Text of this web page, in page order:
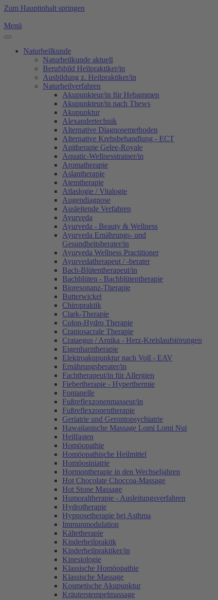
Zum Hauptinhalt springen
Menü
Naturheilkunde
Naturheilkunde aktuell
Berufsbild Heilpraktiker/in
Ausbildung z. Heilpraktiker/in
Naturheilverfahren
Akupunkteur/in für Hebammen
Akupunkteur/in nach Thews
Akupunktur
Alexandertechnik
Alternative Diagnosemethoden
Alternative Krebsbehandlung - ECT
Apitherapie Gelee-Royale
Aquatic-Wellnesstrainer/in
Aromatherapie
Aslantherapie
Atemtherapie
Atlaslogie / Vitalogie
Augendiagnose
Ausleitende Verfahren
Ayurveda
Ayurveda - Beauty & Wellness
Ayurveda Ernährungs- und
Gesundheitsberater/in
Ayurveda Wellness Practitioner
Ayurvedatherapeut / -berater
Bach-Blütentherapeut/in
Bachblüten - Bachblütentherapie
Bioresonanz-Therapie
Butterwickel
Chiropraktik
Clark-Therapie
Colon-Hydro Therapie
Craniosacrale Therapie
Crataegus / Arnika - Herz-Kreislaufstörungen
Eigenharntherapie
Elektroakupunktur nach Voll - EAV
Ernährungsberater/in
Fachtherapeut/in für Allergien
Fiebertherapie - Hyperthermie
Fontanelle
Fußreflexzonenmasseur/in
Fußreflexzonentherapie
Geriatrie und Gerontopsychiatrie
Hawaiianische Massage Lomi Lomi Nui
Heilfasten
Homöopathie
Homöopathische Heilmittel
Homöosiniatrie
Hormontherapie in den Wechseljahren
Hot Chocolate Choccoa-Massage
Hot Stone Massage
Humoraltherapie - Ausleitungsverfahren
Hydrotherapie
Hypnosetherapie bei Asthma
Immunmodulation
Kältetherapie
Kinderheilpraktik
Kinderheilpraktiker/in
Kinesiologie
Klassische Homöopathie
Klassische Massage
Kosmetische Akupunktur
Kräuterstempelmassage